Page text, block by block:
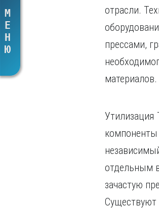
отрасли.
прессами,
материалов.
Утилизация
компоненты
отдельным
зачастую
Существуют
МЕНЮ